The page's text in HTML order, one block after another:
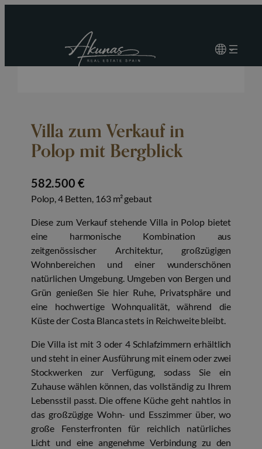
Villa zum Verkauf in
Polop mit Bergblick
582.500 €
Polop, 4 Betten, 163 m² gebaut
Diese zum Verkauf stehende Villa in Polop bietet
eine harmonische Kombination aus
zeitgenössischer Architektur, großzügigen
Wohnbereichen und einer wunderschönen
natürlichen Umgebung. Umgeben von Bergen und
Grün genießen Sie hier Ruhe, Privatsphäre und
eine hochwertige Wohnqualität, während die
Küste der Costa Blanca stets in Reichweite bleibt.
Die Villa ist mit 3 oder 4 Schlafzimmern erhältlich
und steht in einer Ausführung mit einem oder zwei
Stockwerken zur Verfügung, sodass Sie ein
Zuhause wählen können, das vollständig zu Ihrem
Lebensstil passt. Die offene Küche geht nahtlos in
das großzügige Wohn- und Esszimmer über, wo
große Fensterfronten für reichlich natürliches
Licht und eine angenehme Verbindung zu den